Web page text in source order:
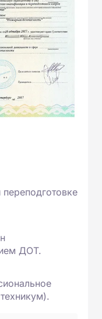
ДОТ.